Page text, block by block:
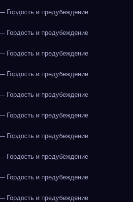
Гордость и предубеждение
Гордость и предубеждение
Гордость и предубеждение
Гордость и предубеждение
Гордость и предубеждение
Гордость и предубеждение
Гордость и предубеждение
Гордость и предубеждение
Гордость и предубеждение
Гордость и предубеждение